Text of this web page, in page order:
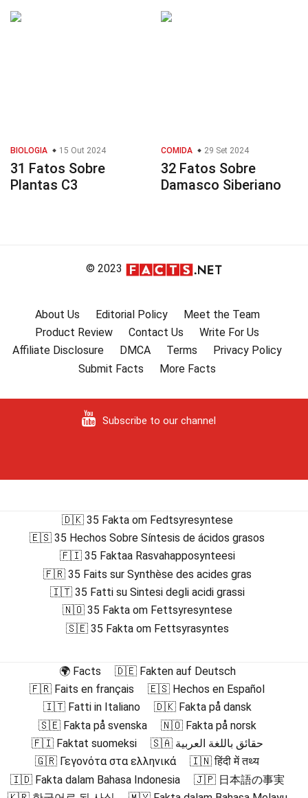
BIOLOGIA 15 Out 2024
31 Fatos Sobre
Plantas C3
COMIDA 29 Set 2024
32 Fatos Sobre
Damasco Siberiano
© 2023
About Us Editorial Policy
Meet the Team
Product Review
Contact Us
Write For Us
Affiliate Disclosure
DMCA Terms
Privacy Policy
Submit Facts
More Facts
Subscribe to our channel
🇩🇰 35 Fakta om Fedtsyresyntese
🇪🇸 35 Hechos Sobre Síntesis de ácidos grasos
🇫🇮 35 Faktaa Rasvahapposynteesi
🇫🇷 35 Faits sur Synthèse des acides gras
🇮🇹 35 Fatti su Sintesi degli acidi grassi
🇳🇴 35 Fakta om Fettsyresyntese
🇸🇪 35 Fakta om Fettsyrasyntes
🌍 Facts
🇩🇪 Fakten auf Deutsch
🇫🇷 Faits en français
🇪🇸 Hechos en Español
🇮🇹 Fatti in Italiano
🇩🇰 Fakta på dansk
🇸🇪 Fakta på svenska
🇳🇴 Fakta på norsk
🇫🇮 Faktat suomeksi
🇸🇦 حقائق باللغة العربية
🇬🇷 Γεγονότα στα ελληνικά
🇮🇳 हिंदी में तथ्य
🇮🇩 Fakta dalam Bahasa Indonesia
🇯🇵 日本語の事実